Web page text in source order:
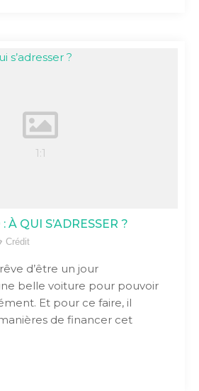
À QUI S’ADRESSER ?
Crédit
d’être un jour
belle voiture pour pouvoir
Et pour ce faire, il
de financer cet